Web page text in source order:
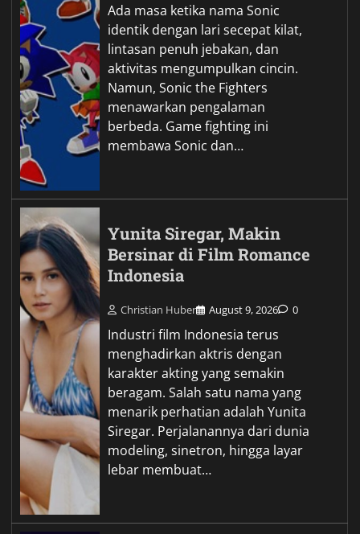
Ada masa ketika nama Sonic
identik dengan lari secepat kilat,
lintasan penuh jebakan, dan
aktivitas mengumpulkan cincin.
Namun, Sonic the Fighters
menawarkan pengalaman
berbeda. Game fighting ini
membawa Sonic dan…
Yunita Siregar, Makin
Bersinar di Film Romance
Indonesia
Christian Huber August 9, 2026 0
Industri film Indonesia terus
menghadirkan aktris dengan
karakter akting yang semakin
beragam. Salah satu nama yang
menarik perhatian adalah Yunita
Siregar. Perjalanannya dari dunia
modeling, sinetron, hingga layar
lebar membuat…